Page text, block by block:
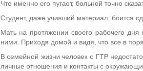
Что именно его пугает, больной точно
Студент, даже учивший материал, боится
Мать на протяжении своего рабочего
ними. Приходя домой и видя, что все в
В семейной жизни человек с ГТР
личные отношения и контакты с